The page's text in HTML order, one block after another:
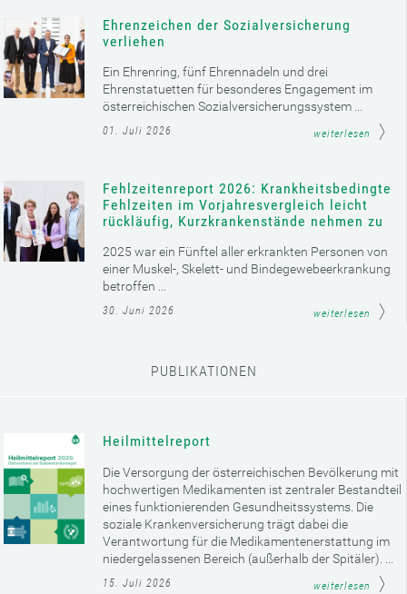
Ehrenzeichen der Sozialversicherung
verliehen
Ein Ehrenring, fünf Ehrennadeln und drei
Ehrenstatuetten für besonderes Engagement im
österreichischen Sozialversicherungssystem ...
01. Juli 2026 weiterlesen
Fehlzeitenreport 2026: Krankheitsbedingte
Fehlzeiten im Vorjahresvergleich leicht
rückläufig, Kurzkrankenstände nehmen zu
2025 war ein Fünftel aller erkrankten Personen von
einer Muskel-, Skelett- und Bindegewebeerkrankung
betroffen ...
30. Juni 2026 weiterlesen
PUBLIKATIONEN
Heilmittelreport
Die Versorgung der österreichischen Bevölkerung mit
hochwertigen Medikamenten ist zentraler Bestandteil
eines funktionierenden Gesundheitssystems. Die
soziale Krankenversicherung trägt dabei die
Verantwortung für die Medikamentenerstattung im
niedergelassenen Bereich (außerhalb der Spitäler). ...
15. Juli 2026 weiterlesen